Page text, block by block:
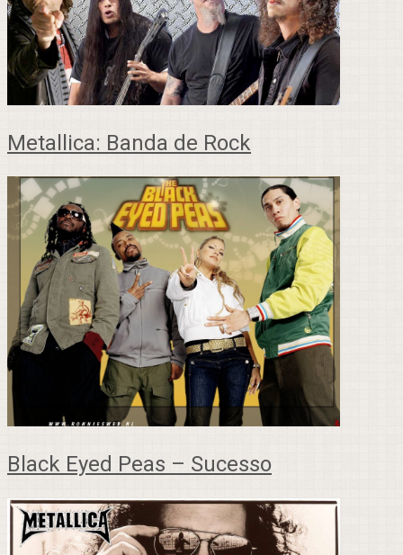
Metallica: Banda de Rock
Black Eyed Peas – Sucesso